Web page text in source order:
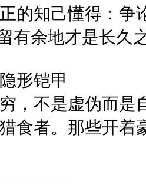
的知己懂得：争
有余地才是长久
形铠甲
，不是虚伪而是
食者。那些开着